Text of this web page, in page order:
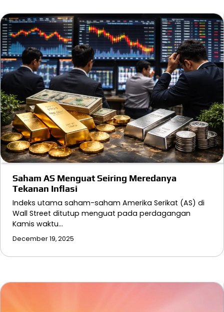
Saham AS Menguat Seiring Meredanya
Tekanan Inflasi
Indeks utama saham-saham Amerika Serikat (AS) di
Wall Street ditutup menguat pada perdagangan
Kamis waktu…
December 19, 2025